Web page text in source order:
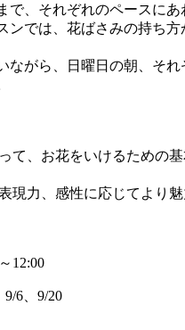
、それぞれのペースにあ
ンでは、花ばさみの持ち
がら、日曜日の朝、それ
て、お花をいけるための
現力、感性に応じてより
12:00
9/6、9/20